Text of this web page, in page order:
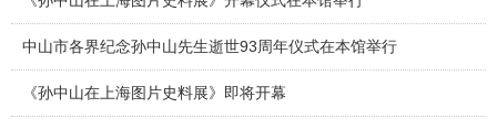
中山市各界纪念孙中山先生逝世93周年仪式在本馆举行
《孙中山在上海图片史料展》即将开幕